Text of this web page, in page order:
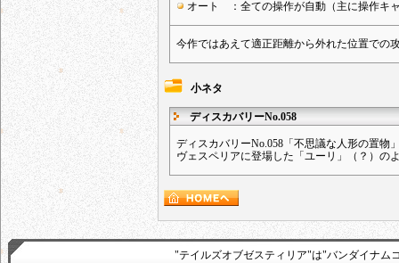
オート ：全ての操作が自動（主に操作キ
今作ではあえて適正距離から外れた位置での
小ネタ
ディスカバリーNo.058
ディスカバリーNo.058「不思議な人形の置物
ヴェスペリアに登場した「ユーリ」（？）の
"テイルズオブゼスティリア"は"バンダイナム